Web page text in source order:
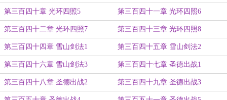
第三百四十章 光环四照5 第三百四十一章 光环四照6
第三百四十二章 光环四照7 第三百四十三章 光环四照8
第三百四十四章 雪山剑法1 第三百四十五章 雪山剑法2
第三百四十六章 雪山剑法3 第三百四十七章 圣德出战1
第三百四十八章 圣德出战2 第三百四十九章 圣德出战3